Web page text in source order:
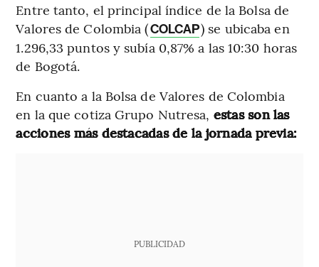
Entre tanto, el principal índice de la Bolsa de
Valores de Colombia (COLCAP) se ubicaba en
1.296,33 puntos y subía 0,87% a las 10:30 horas
de Bogotá.
En cuanto a la Bolsa de Valores de Colombia
en la que cotiza Grupo Nutresa, estas son las
acciones más destacadas de la jornada previa:
PUBLICIDAD